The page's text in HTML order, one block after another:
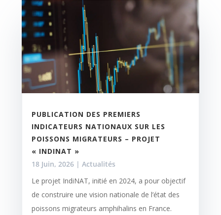
PUBLICATION DES PREMIERS
INDICATEURS NATIONAUX SUR LES
POISSONS MIGRATEURS – PROJET
« INDINAT »
18 Juin, 2026| Actualités
​Le projet IndiNAT, initié en 2024, a pour objectif
de construire une vision nationale de l’état des
poissons migrateurs amphihalins en France.